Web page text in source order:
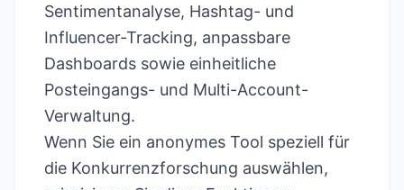
Sentimentanalyse, Hashtag- und
Influencer-Tracking, anpassbare
Dashboards sowie einheitliche
Posteingangs- und Multi-Account-
Verwaltung.
Wenn Sie ein anonymes Tool speziell für
die Konkurrenzforschung auswählen,